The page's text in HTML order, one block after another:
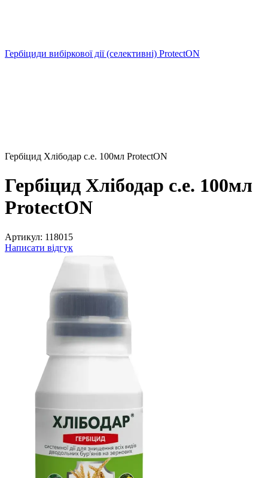
Гербіциди вибіркової дії (селективні) ProtectON
Гербіцид Хлібодар с.е. 100мл ProtectON
Гербіцид Хлібодар с.е. 100мл
ProtectON
Артикул: 118015
Написати відгук